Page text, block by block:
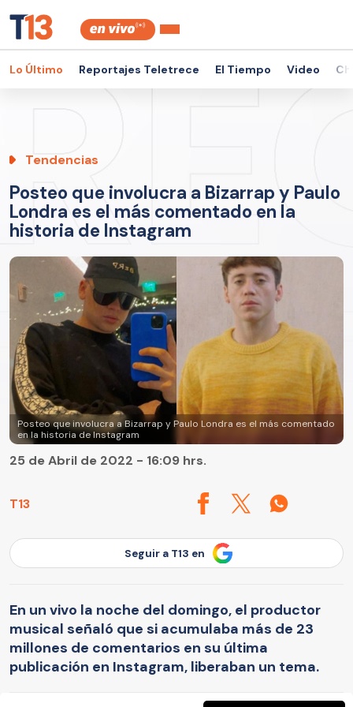
Lo Último Reportajes Teletrece El Tiempo Video
Tendencias
Posteo que involucra a Bizarrap y Paulo
Londra es el más comentado en la
historia de Instagram
Posteo que involucra a Bizarrap y Paulo Londra es el más comentado
en la historia de Instagram
T13
25 de Abril de 2022 - 16:09 hrs.
Seguir a T13 en
En un vivo la noche del domingo, el productor
musical señaló que si acumulaba más de 23
millones de comentarios en su última
publicación en Instagram, liberaban un tema.